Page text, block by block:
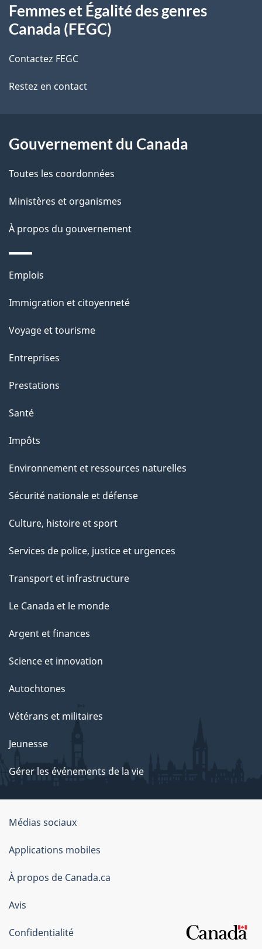
d
a
n
s
u
o
u
m
n
t
i
s
d
l
a
p
a
g
e
propos
de
ce
site
Femmes et Égalité des genres
Canada (FEGC)
Contactez FEGC
Restez en contact
Gouvernement du Canada
Toutes les coordonnées
Ministères et organismes
À propos du gouvernement
Thèmes
sujets
Emplois
Immigration et citoyenneté
Voyage et tourisme
Entreprises
Prestations
Santé
Impôts
Environnement et ressources naturelles
Sécurité nationale et défense
Culture, histoire et sport
Services de police, justice et urgences
Transport et infrastructure
Le Canada et le monde
Argent et finances
Science et innovation
Autochtones
Vétérans et militaires
Jeunesse
Gérer les événements de la vie
Organisation
du
gouvernement
du
Canada
Médias sociaux
Applications mobiles
À propos de Canada.ca
Avis
Confidentialité